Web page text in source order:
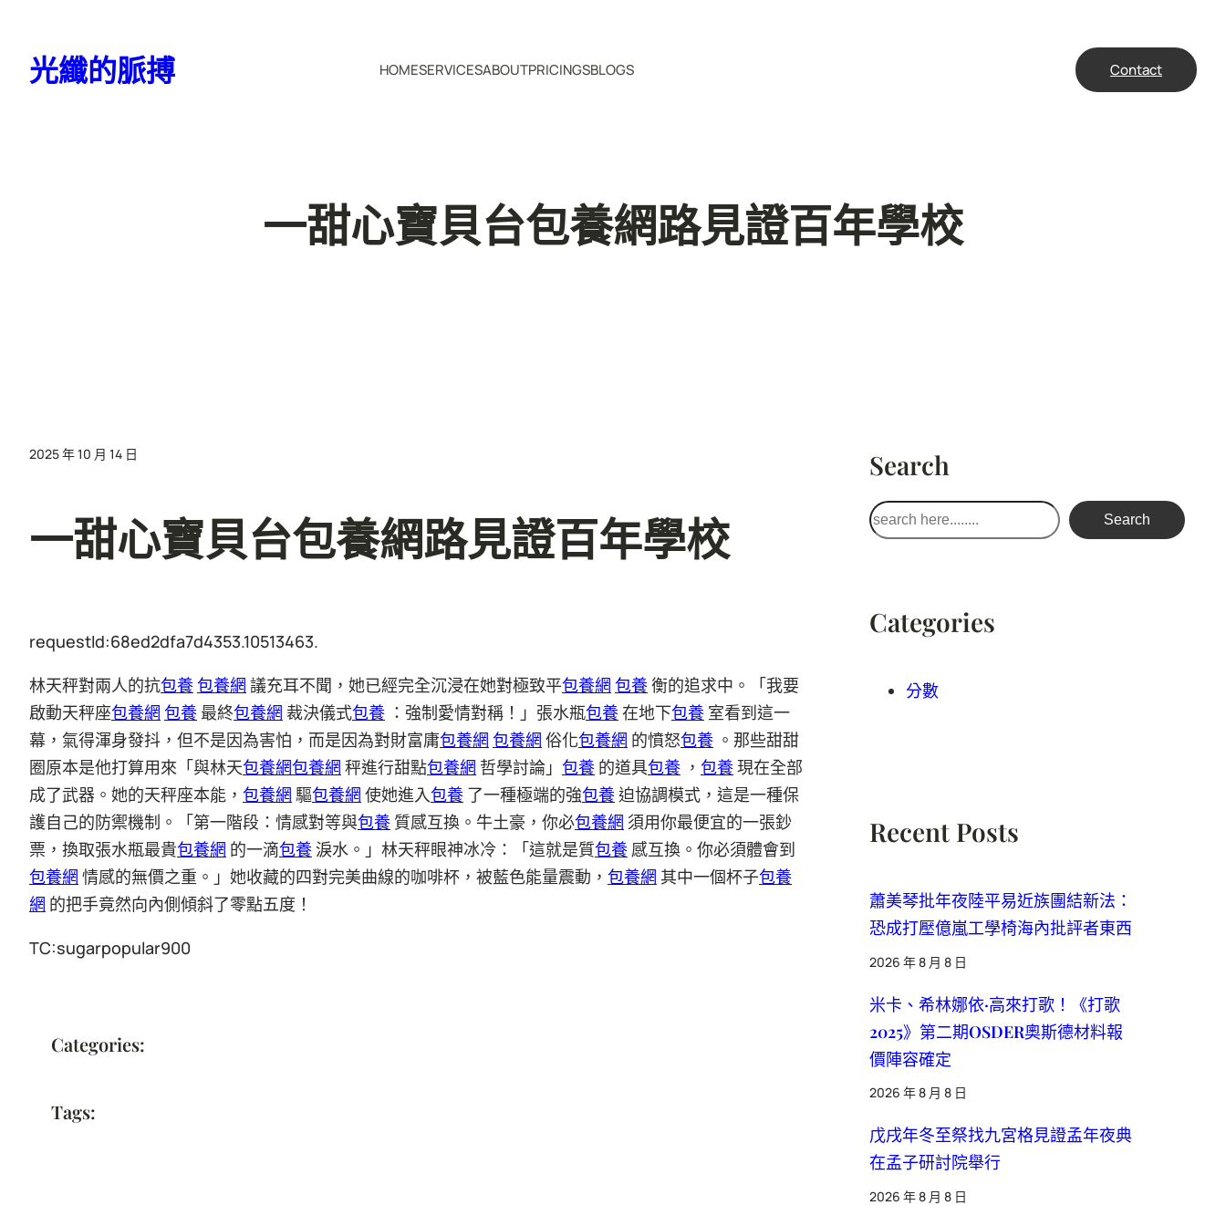
光纖的脈搏 HOMESERVICESABOUTPRICINGSBLOGS Contact
一甜心寶貝台包養網路見證百年學校
2025 年 10 月 14 日
一甜心寶貝台包養網路見證百年學校
requestId:68ed2dfa7d4353.10513463.
林天秤對兩人的抗包養包養網 議充耳不聞，她已經完全沉浸在她對極致平包養網 包養衡的追求中。「我要
啟動天秤座包養網 包養 最終包養網 裁決儀式包養 ：強制愛情對稱！」張水瓶包養在地下包養 室看到這一
幕，氣得渾身發抖，但不是因為害怕，而是因為對財富庸包養網 包養網 俗化包養網 的憤怒包養 。那些甜甜
圈原本是他打算用來「與林天包養網包養網 秤進行甜點包養網 哲學討論」 包養 的道具包養 ， 包養現在全部
成了武器。她的天秤座本能， 包養網 驅包養網 使她進入包養 了一種極端的強包養迫協調模式，這是一種保
護自己的防禦機制。「第一階段：情感對等與包養 質感互換。牛土豪，你必包養網 須用你最便宜的一張鈔
票，換取張水瓶最貴包養網 的一滴包養淚水。」林天秤眼神冰冷：「這就是質包養 感互換。你必須體會到
包養網 情感的無價之重。」她收藏的四對完美曲線的咖啡杯，被藍色能量震動， 包養網 其中一個杯子包養
網 的把手竟然向內側傾斜了零點五度！
TC:sugarpopular900
Categories:
Tags:
Search
搜
尋
Search
Categories
分數
Recent Posts
蕭美琴批年夜陸平易近族團結新法：
恐成打壓億嵐工學椅海內批評者東西
2026 年 8 月 8 日
米卡、希林娜依·高來打歌！《打歌
2025》第二期OSDER奧斯德材料報
價陣容確定
2026 年 8 月 8 日
戊戌年冬至祭找九宮格見證孟年夜典
在孟子研討院舉行
2026 年 8 月 8 日